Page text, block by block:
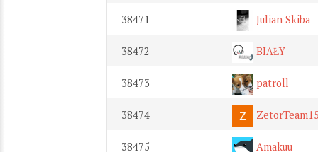
38471 Julian Skiba
38472 BIAŁY
38473 patroll
38474
38475 Amakuu